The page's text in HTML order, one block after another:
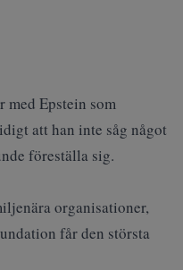
med Epstein som
att han inte såg något
föreställa sig.
organisationer,
får den största